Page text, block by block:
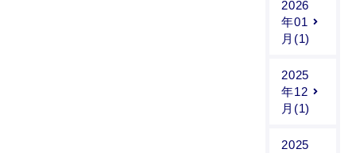
2026
年01
月(1)
2025
年12
月(1)
2025